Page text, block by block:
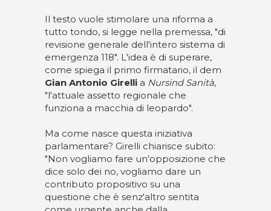
Il testo vuole stimolare una riforma a
tutto tondo, si legge nella premessa, "di
revisione generale dell'intero sistema di
emergenza 118". L'idea è di superare,
come spiega il primo firmatario, il dem
Gian Antonio Girelli a Nursind Sanità,
"l'attuale assetto regionale che
funziona a macchia di leopardo".
Ma come nasce questa iniziativa
parlamentare? Girelli chiarisce subito:
"Non vogliamo fare un'opposizione che
dice solo dei no, vogliamo dare un
contributo propositivo su una
questione che è senz'altro sentita